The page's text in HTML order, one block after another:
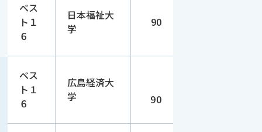
ベス
ト１
６
日本福祉大
学
90
ベス
ト１
６
広島経済大
学
90